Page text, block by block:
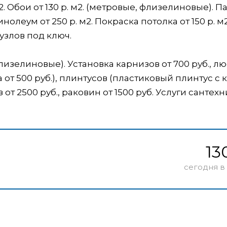
Обои от 130 р. м2. (метровые, флизелиновые).
от 250 р. м2. Покраска потолка от 150 р.
под ключ.
Установка карнизов от 700 руб.,
500 руб.), плинтусов (пластиковый плинтус с
2500 руб., раковин от 1500 руб. Услуги
сегодня в